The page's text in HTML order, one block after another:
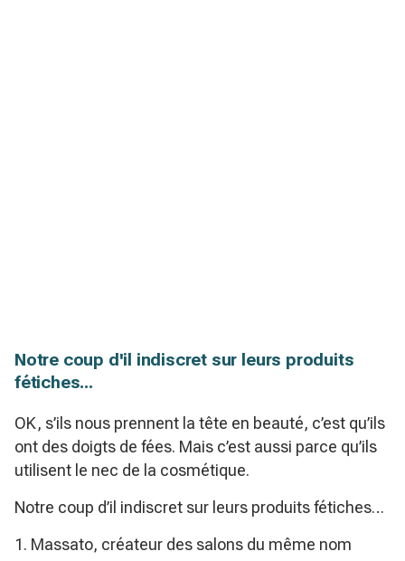
Notre coup d'il indiscret sur leurs produits
fétiches...
OK, s’ils nous prennent la tête en beauté, c’est qu’ils
ont des doigts de fées. Mais c’est aussi parce qu’ils
utilisent le nec de la cosmétique.
Notre coup d’il indiscret sur leurs produits fétiches…
1. Massato, créateur des salons du même nom